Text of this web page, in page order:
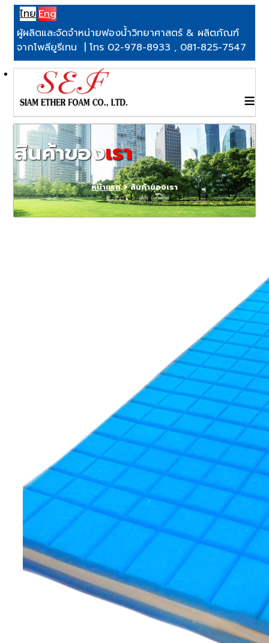
ไทยEng
ผู้ผลิตและจัดจำหน่ายฟองน้ำวิทยาศาสตร์ & ผลิตภัณฑ์
จากโพลียูรีเทน | โทร 02-978-8933 , 081-825-7547
≡
สินค้าของเรา
หน้าแรก> สินค้าของเรา